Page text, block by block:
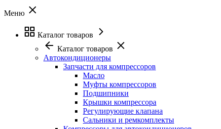
Меню
Каталог товаров
Каталог товаров
Автокондиционеры
Запчасти для компрессоров
Масло
Муфты компрессоров
Подшипники
Крышки компрессора
Регулирующие клапана
Сальники и ремкомплекты